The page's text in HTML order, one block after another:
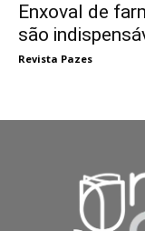
Enxoval de
são
Revista Pazes